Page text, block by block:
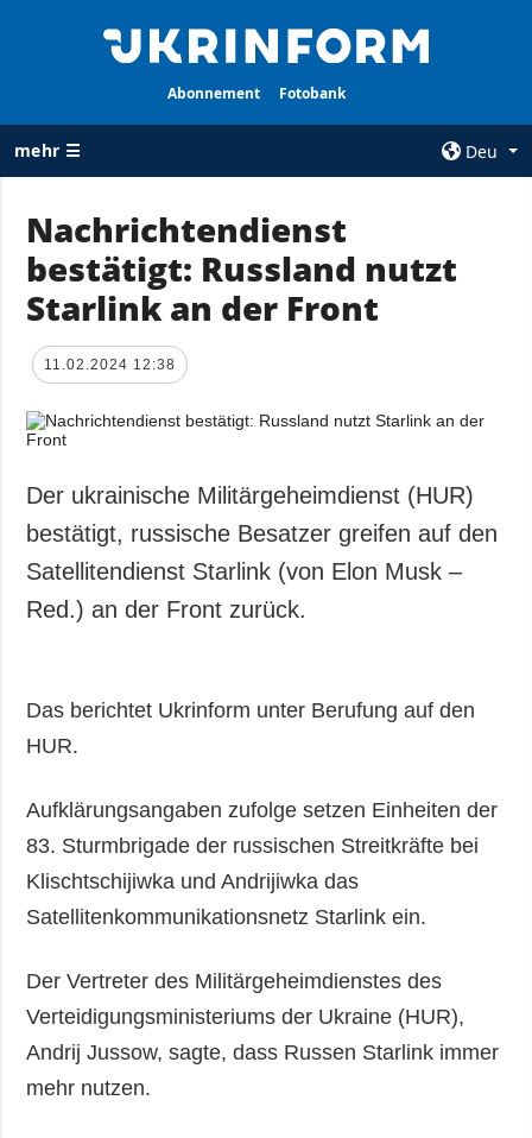
Abonnement Fotobank
mehr ☰
Deu
ALLE
RUBRIKEN
Krieg
Wiederaufbau
Politik
Militär
Gesellschaft und
Kultur
Sport
Notfälle
AGENTUR
Über uns
Politik zur
personenbezogener
Veröffentlichungen
Interview
Fotos
Video
Abonnement
Fotobank
Nachrichtendienst
bestätigt: Russland nutzt
Starlink an der Front
11.02.2024 12:38
Der ukrainische Militärgeheimdienst (HUR)
bestätigt, russische Besatzer greifen auf den
Satellitendienst Starlink (von Elon Musk –
Red.) an der Front zurück.
Das berichtet Ukrinform unter Berufung auf den
HUR.
Aufklärungsangaben zufolge setzen Einheiten der
83. Sturmbrigade der russischen Streitkräfte bei
Klischtschijiwka und Andrijiwka das
Satellitenkommunikationsnetz Starlink ein.
Der Vertreter des Militärgeheimdienstes des
Verteidigungsministeriums der Ukraine (HUR),
Andrij Jussow, sagte, dass Russen Starlink immer
mehr nutzen.